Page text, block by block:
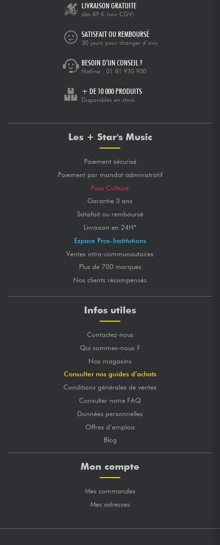
LIVRAISON GRATUITE
dès 89 € (voir CGV)
SATISFAIT OU REMBOURSÉ
30 jours pour changer d’avis
BESOIN D’UN CONSEIL ?
Hotline : 01 81 930 900
+ DE 10 000 PRODUITS
Disponibles en stock
Les + Star's Music
Paiement sécurisé
Paiement par mandat administratif
Pass Culture
Garantie 3 ans
Satisfait ou remboursé
Livraison en 24H*
Espace Pros-Institutions
Ventes intra-communautaires
Plus de 700 marques
Nos clients récompensés
Infos utiles
Contactez-nous
Qui sommes-nous ?
Nos magasins
Consulter nos guides d’achats
Conditions générales de ventes
Consulter notre FAQ
Données personnelles
Offres d’emplois
Blog
Mon compte
Mes commandes
Mes adresses